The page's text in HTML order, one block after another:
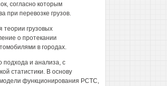
согласно которым
при перевозке грузов.
теории грузовых
о протекании
в городах.
подхода и анализа, с
статистики. В основу
функционирования РСТС,